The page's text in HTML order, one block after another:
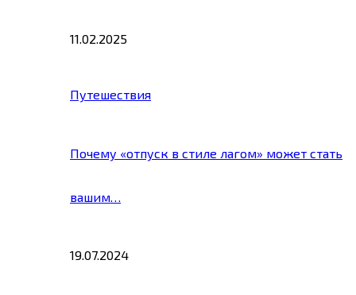
11.02.2025
Путешествия
Почему «отпуск в стиле лагом» может стать
вашим…
19.07.2024